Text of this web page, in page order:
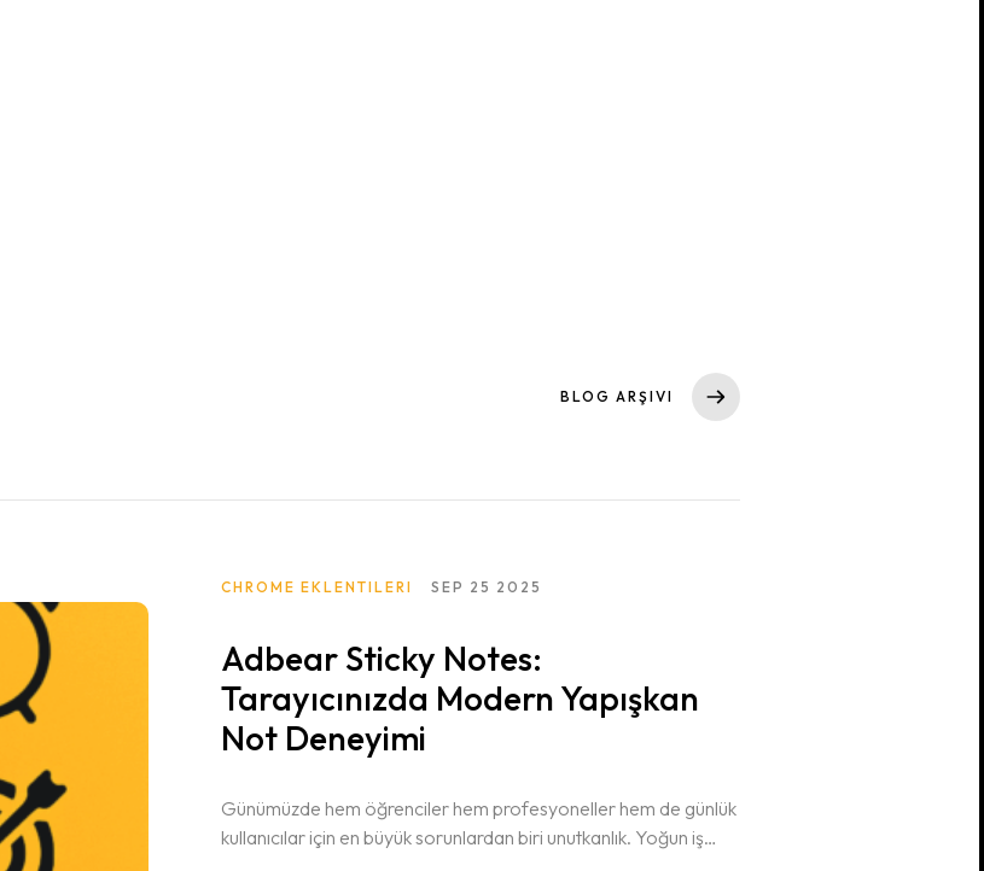
BLOG ARŞIVI
CHROME EKLENTILERI SEP 25 2025
Adbear Sticky Notes:
Tarayıcınızda Modern Yapışkan
Not Deneyimi
Günümüzde hem öğrenciler hem profesyoneller hem de günlük
kullanıcılar için en büyük sorunlardan biri unutkanlık. Yoğun iş